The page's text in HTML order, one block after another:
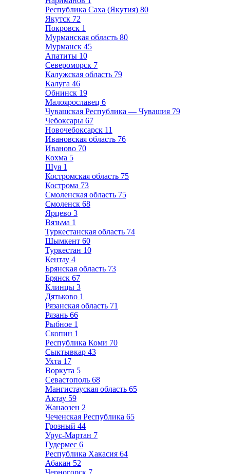
Республика Саха (Якутия) 80
Якутск 72
Покровск 1
Мурманская область 80
Мурманск 45
Апатиты 10
Североморск 7
Калужская область 79
Калуга 46
Обнинск 19
Малоярославец 6
Чувашская Республика — Чувашия 79
Чебоксары 67
Новочебоксарск 11
Ивановская область 76
Иваново 70
Кохма 5
Шуя 1
Костромская область 75
Кострома 73
Смоленская область 75
Смоленск 68
Ярцево 3
Вязьма 1
Туркестанская область 74
Шымкент 60
Туркестан 10
Кентау 4
Брянская область 73
Брянск 67
Клинцы 3
Дятьково 1
Рязанская область 71
Рязань 66
Рыбное 1
Скопин 1
Республика Коми 70
Сыктывкар 43
Ухта 17
Воркута 5
Севастополь 68
Мангистауская область 65
Актау 59
Жанаозен 2
Чеченская Республика 65
Грозный 44
Урус-Мартан 7
Гудермес 6
Республика Хакасия 64
Абакан 52
Черногорск 7